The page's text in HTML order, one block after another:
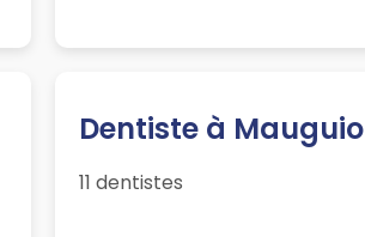
Dentiste à Mauguio
11 dentistes